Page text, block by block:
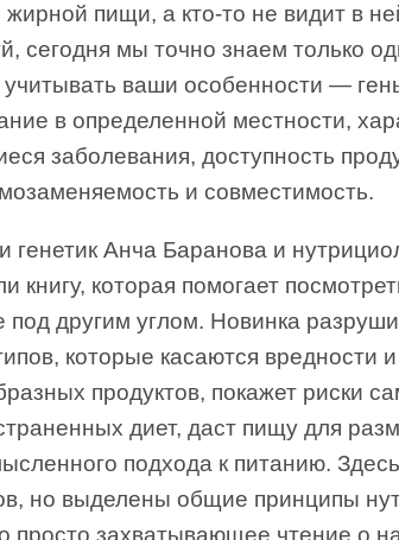
жирной пищи, а кто-то не видит в
сегодня мы точно знаем только
ваши особенности —
в определенной местности,
заболевания, доступность
и совместимость.
генетик Анча Баранова и
книгу, которая помогает
под другим углом. Новинка
которые касаются вредности
продуктов, покажет риски
диет, даст пищу для
подхода к питанию.
но выделены общие принципы
просто захватывающее чтение о